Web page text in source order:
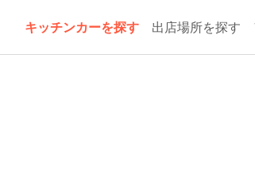
キッチンカーを探す 出店場所を探す